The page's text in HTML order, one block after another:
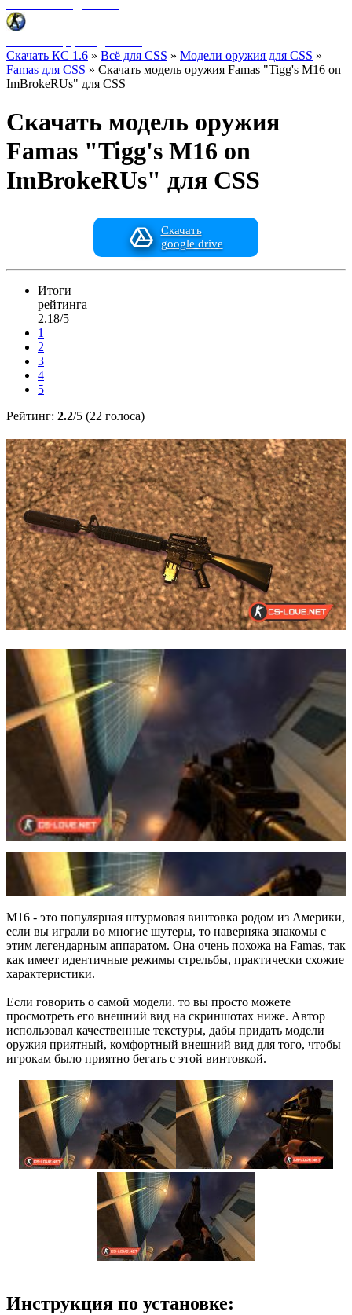
Скачать КС 1.6 » Всё для CSS » Модели оружия для CSS »
Famas для CSS » Скачать модель оружия Famas "Tigg's M16 on
ImBrokeRUs" для CSS
Скачать модель оружия
Famas "Tigg's M16 on
ImBrokeRUs" для CSS
Скачать
google drive
Итоги
рейтинга
2.18/5
1
2
3
4
5
Рейтинг: 2.2/5 (22 голоса)
M16 - это популярная штурмовая винтовка родом из Америки,
если вы играли во многие шутеры, то наверняка знакомы с
этим легендарным аппаратом. Она очень похожа на Famas, так
как имеет идентичные режимы стрельбы, практически схожие
характеристики.
Если говорить о самой модели. то вы просто можете
просмотреть его внешний вид на скриншотах ниже. Автор
использовал качественные текстуры, дабы придать модели
оружия приятный, комфортный внешний вид для того, чтобы
игрокам было приятно бегать с этой винтовкой.
Инструкция по установке: